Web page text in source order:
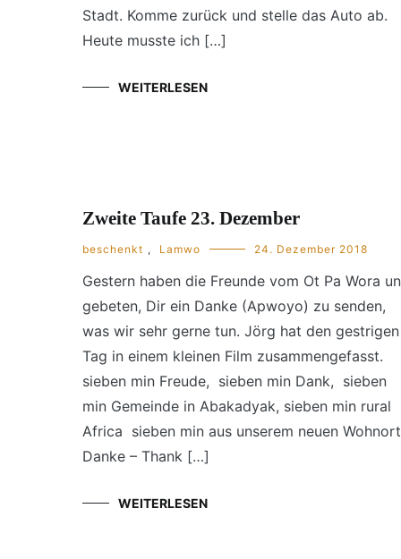
Stadt. Komme zurück und stelle das Auto ab.
Heute musste ich […]
WEITERLESEN
Zweite Taufe 23. Dezember
beschenkt , Lamwo 24. Dezember 2018
Gestern haben die Freunde vom Ot Pa Wora
gebeten, Dir ein Danke (Apwoyo) zu senden,
was wir sehr gerne tun. Jörg hat den gestrigen
Tag in einem kleinen Film zusammengefasst.
sieben min Freude, sieben min Dank, sieben
min Gemeinde in Abakadyak, sieben min rural
Africa sieben min aus unserem neuen Wohnort
Danke – Thank […]
WEITERLESEN